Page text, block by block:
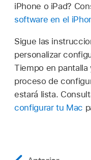
iPhone o iPad?
software en el
Sigue las
personalizar
Tiempo en
proceso de
estará lista.
configurar tu Mac